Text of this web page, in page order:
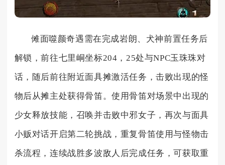
傩面噬颜奇遇需在完成岩朗、犬神前置任务后
解锁，前往七里峒坐标204，25处与NPC玉珠珠对
话，随后前往附近面具摊激活任务，击败出现的怪
物后从摊主处获得骨笛。使用骨笛对场景中出现的
少女释放技能，召唤并击败中邪女子，再次与面具
小贩对话开启第二轮挑战，重复骨笛使用与怪物击
杀流程，连续战胜多波敌人后完成任务，可获取重